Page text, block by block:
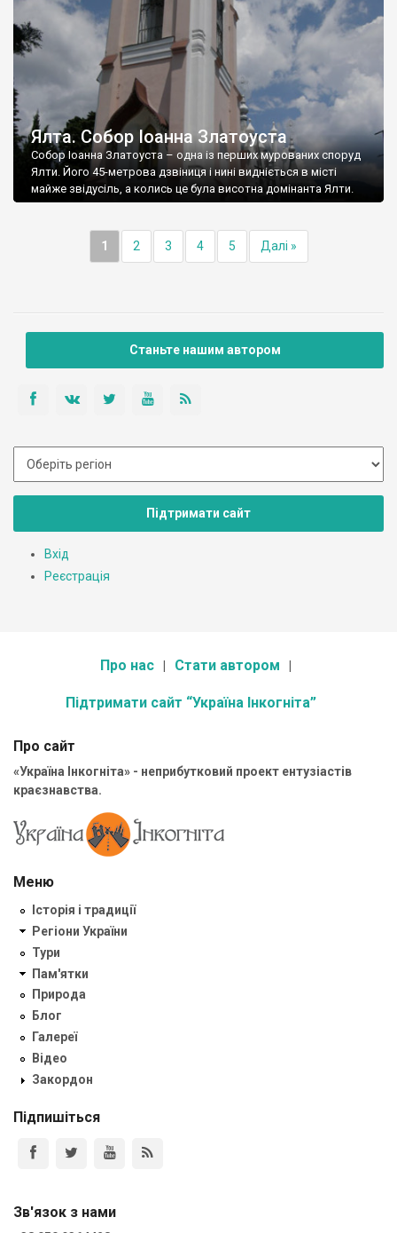
Ялта. Собор Іоанна Златоуста
Собор Іоанна Златоуста – одна із перших мурованих споруд
Ялти. Його 45-метрова дзвіниця і нині видніється в місті
майже звідусіль, а колись це була висотна домінанта Ялти.
1 2 3 4 5 Далі »
Станьте нашим автором
Підтримати сайт
Вхід
Реєстрація
Про нас Стати автором
Підтримати сайт “Україна Інкогніта”
Про сайт
«Україна Інкогніта» - неприбутковий проект ентузіастів
краєзнавства.
Меню
Історія і традиції
Регіони України
Тури
Пам'ятки
Природа
Блог
Галереї
Відео
Закордон
Підпишіться
Зв'язок з нами